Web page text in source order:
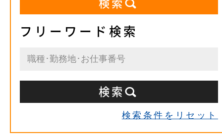
フリーワード検索
検索条件をリセット